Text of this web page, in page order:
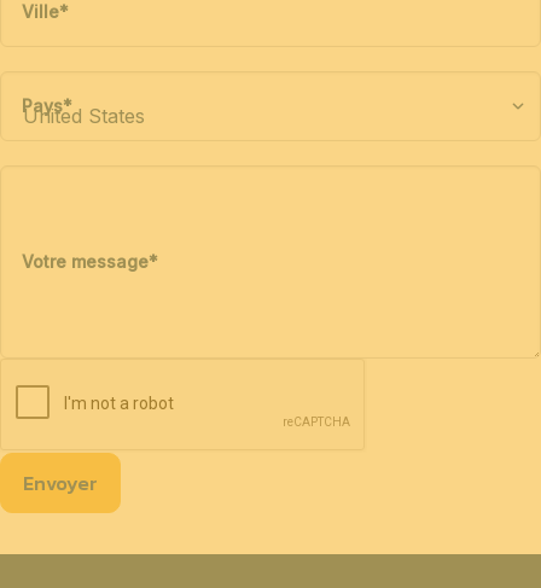
Ville*
Pays*
Votre message*
Envoyer